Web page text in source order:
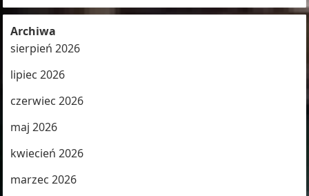
Archiwa
sierpień 2026
lipiec 2026
czerwiec 2026
maj 2026
kwiecień 2026
marzec 2026